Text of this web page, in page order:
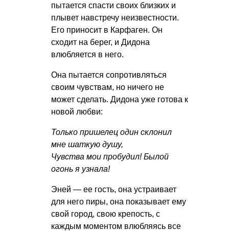
пытается спасти своих близких и
плывет навстречу неизвестности.
Его приносит в Карфаген. Он
сходит на берег, и Дидона
влюбляется в него.
Она пытается сопротивляться
своим чувствам, но ничего не
может сделать. Дидона уже готова к
новой любви:
Только пришелец один склонил
мне шаткую душу,
Чувства мои пробудил! Былой
огонь я узнала!
Эней — ее гость, она устраивает
для него пиры, она показывает ему
свой город, свою крепость, с
каждым моментом влюбляясь все